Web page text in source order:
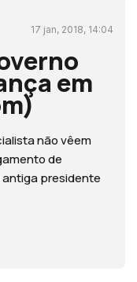
17 jan, 2018, 14:04
em
não vêem
de
antiga presidente